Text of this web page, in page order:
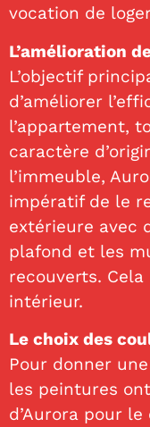
vocation de
L’amélioration
L’objectif
d’améliorer
l’appartement,
caractère
l’immeuble,
impératif de le
extérieure avec
plafond et les
recouverts. Cela
intérieur.
Le choix des
Pour donner
les peintures
d’Aurora pour